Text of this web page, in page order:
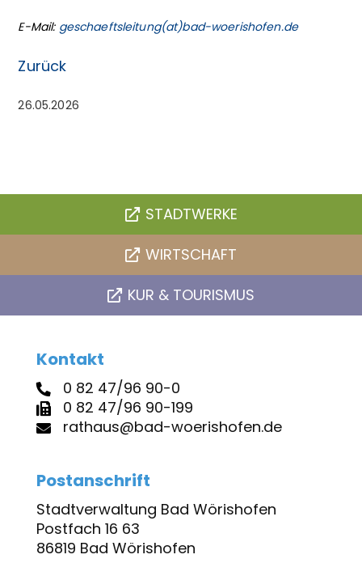
E-Mail: geschaeftsleitung(at)bad-woerishofen.de
Zurück
26.05.2026
STADTWERKE
WIRTSCHAFT
KUR & TOURISMUS
Kontakt
0 82 47/96 90-0
0 82 47/96 90-199
rathaus@bad-woerishofen.de
Postanschrift
Stadtverwaltung Bad Wörishofen
Postfach 16 63
86819 Bad Wörishofen